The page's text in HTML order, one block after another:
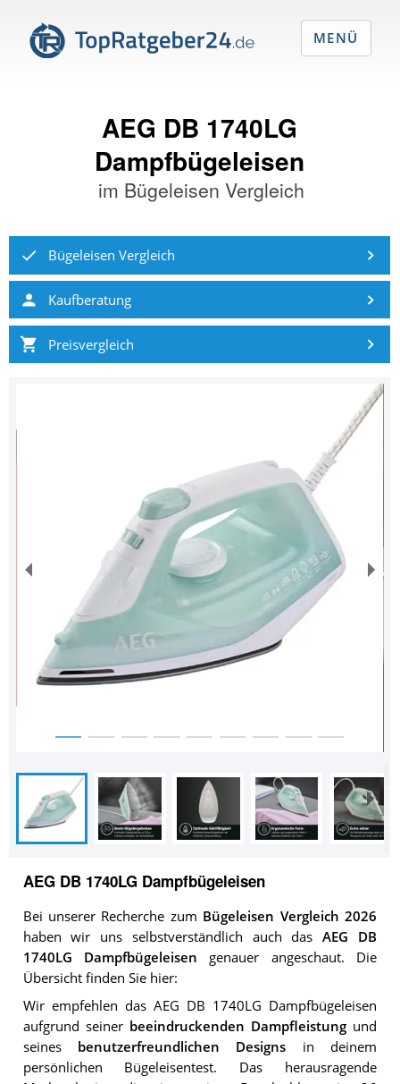
AEG DB 1740LG
Dampfbügeleisen
im Bügeleisen Vergleich
Bügeleisen Vergleich
Kaufberatung
Preisvergleich
AEG DB 1740LG Dampfbügeleisen
Bei unserer Recherche zum Bügeleisen Vergleich 2026
haben wir uns selbstverständlich auch dasAEG DB
1740LG Dampfbügeleisen genauer angeschaut. Die
Übersicht finden Sie hier:
Wir empfehlen das AEG DB 1740LG Dampfbügeleisen
aufgrund seiner beeindruckenden Dampfleistungund
seines benutzerfreundlichen Designs in deinem
persönlichen Bügeleisentest. Das herausragende
MENÜ